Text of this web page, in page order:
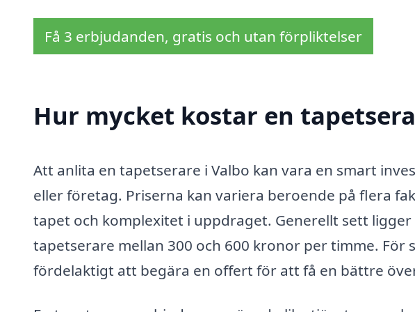
Få 3 erbjudanden, gratis och utan förpliktelser
Hur mycket kostar en
Att anlita en tapetserare i Valbo kan vara en smart
eller företag. Priserna kan variera beroende på flera
tapet och komplexitet i uppdraget. Generellt sett
tapetserare mellan 300 och 600 kronor per timme. För
fördelaktigt att begära en offert för att få en bättre